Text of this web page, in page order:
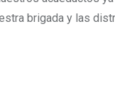
brigada y las